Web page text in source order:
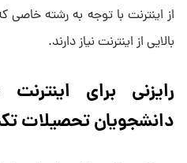
از اینترنت با توجه به رشته خاصی
بالایی از اینترنت نیاز دارند.
رایزنی برای
دانشجویان تحصیلات